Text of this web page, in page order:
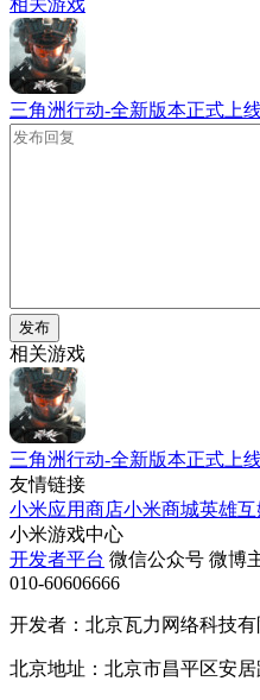
三角洲行动-全新版本正式上
发布
相关游戏
三角洲行动-全新版本正式上
友情链接
小米应用商店小米商城英雄互
小米游戏中心
开发者平台 微信公众号 微博
010-60606666
开发者：北京瓦力网络科技有
北京地址：北京市昌平区安